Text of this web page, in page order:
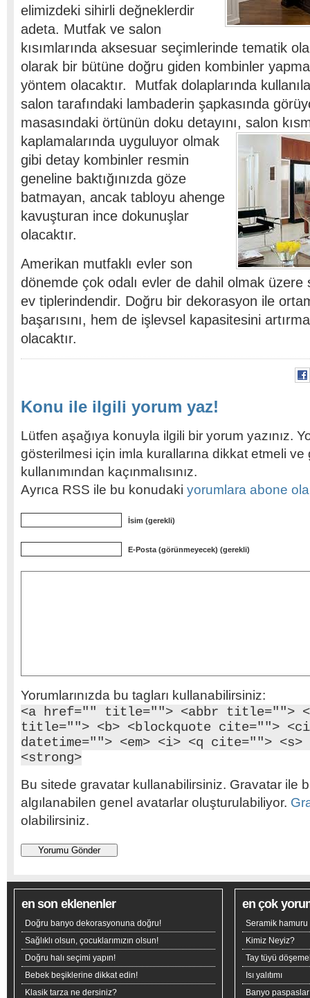
elimizdeki sihirli değneklerdir
adeta. Mutfak ve salon
kısımlarında aksesuar seçimlerinde tematik
olarak bir bütüne doğru giden kombinler
yöntem olacaktır. Mutfak dolaplarında
salon tarafındaki lambaderin şapkasında
masasındaki örtünün doku detayını, salon
kaplamalarında uyguluyor olmak
gibi detay kombinler resmin
geneline baktığınızda göze
batmayan, ancak tabloyu ahenge
kavuşturan ince dokunuşlar
olacaktır.
Amerikan mutfaklı evler son
dönemde çok odalı evler de dahil olmak üzere
ev tiplerindendir. Doğru bir dekorasyon ile
başarısını, hem de işlevsel kapasitesini
olacaktır.
Konu ile ilgili yorum yaz!
Lütfen aşağıya konuyla ilgili bir yorum yazınız.
gösterilmesi için imla kurallarına dikkat etmeli
kullanımından kaçınmalısınız.
Ayrıca RSS ile bu konudaki yorumlara abone
İsim (gerekli)
E-Posta (görünmeyecek) (gerekli)
Yorumlarınızda bu tagları kullanabilirsiniz:
<a href="" title=""> <abbr title="">
title=""> <b> <blockquote cite="">
datetime=""> <em> <i> <q cite="">
<strong>
Bu sitede gravatar kullanabilirsiniz. Gravatar ile
algılanabilen genel avatarlar oluşturulabiliyor.
olabilirsiniz.
en son eklenenler
Doğru banyo dekorasyonuna doğru!
Sağlıklı olsun, çocuklarımızın olsun!
Doğru halı seçimi yapın!
Bebek beşiklerine dikkat edin!
Klasik tarza ne dersiniz?
en çok
Seramik hamuru
Kimiz Neyiz?
Tay tüyü
Isı yalıtımı
Banyo